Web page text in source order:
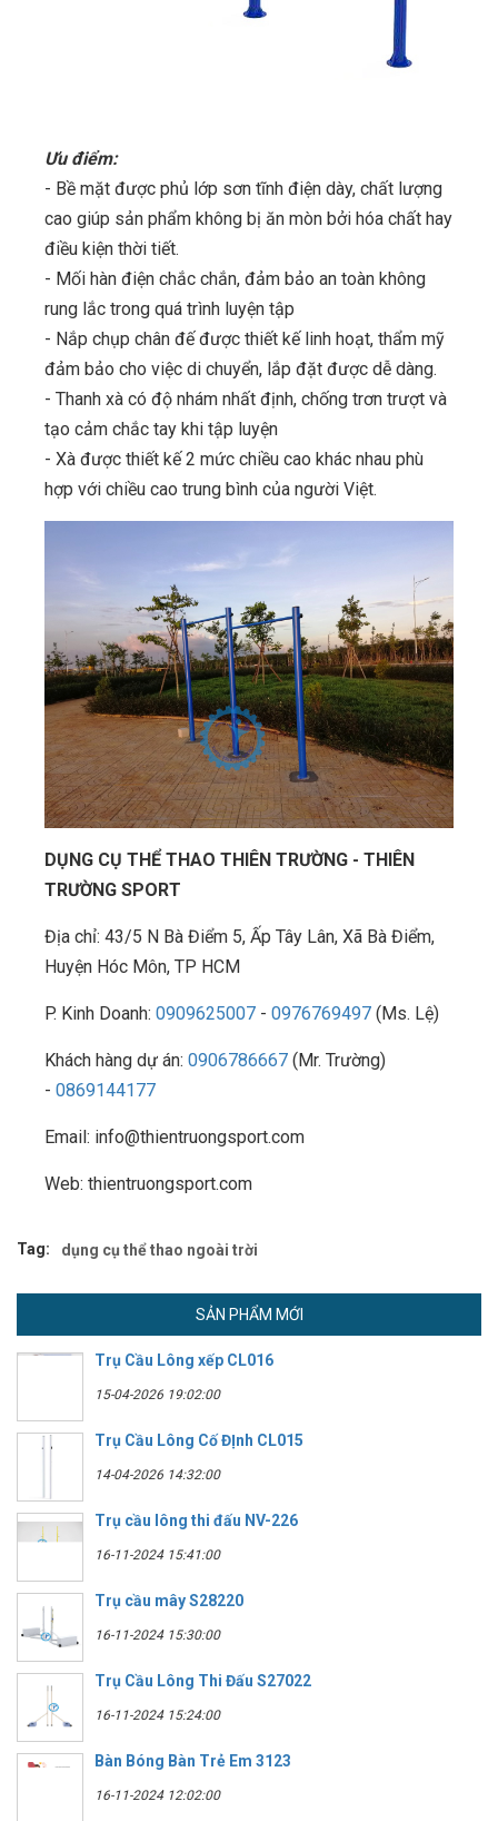
Ưu điểm:
- Bề mặt được phủ lớp sơn tĩnh điện dày, chất lượng
cao giúp sản phẩm không bị ăn mòn bởi hóa chất hay
điều kiện thời tiết.
- Mối hàn điện chắc chắn, đảm bảo an toàn không
rung lắc trong quá trình luyện tập
- Nắp chụp chân đế được thiết kế linh hoạt, thẩm mỹ
đảm bảo cho việc di chuyển, lắp đặt được dễ dàng.
- Thanh xà có độ nhám nhất định, chống trơn trượt và
tạo cảm chắc tay khi tập luyện
- Xà được thiết kế 2 mức chiều cao khác nhau phù
hợp với chiều cao trung bình của người Việt.
DỤNG CỤ THỂ THAO THIÊN TRƯỜNG - THIÊN
TRƯỜNG SPORT
Địa chỉ: 43/5 N Bà Điểm 5, Ấp Tây Lân, Xã Bà Điểm,
Huyện Hóc Môn, TP HCM
P. Kinh Doanh: 0909625007 - 0976769497 (Ms. Lệ)
Khách hàng dự án: 0906786667 (Mr. Trường)
- 0869144177
Email: info@thientruongsport.com
Web: thientruongsport.com
Tag: dụng cụ thể thao ngoài trời
SẢN PHẨM MỚI
Trụ Cầu Lông xếp CL016
15-04-2026 19:02:00
Trụ Cầu Lông Cố ĐỊnh CL015
14-04-2026 14:32:00
Trụ cầu lông thi đấu NV-226
16-11-2024 15:41:00
Trụ cầu mây S28220
16-11-2024 15:30:00
Trụ Cầu Lông Thi Đấu S27022
16-11-2024 15:24:00
Bàn Bóng Bàn Trẻ Em 3123
16-11-2024 12:02:00